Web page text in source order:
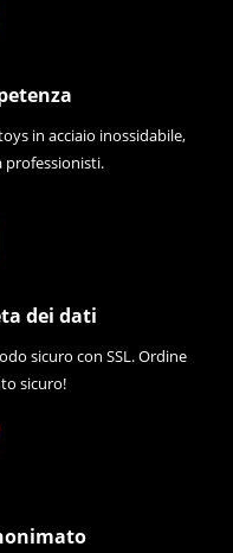
in acciaio inossidabile,
professionisti.
dei dati
sicuro con SSL. Ordine
sicuro!